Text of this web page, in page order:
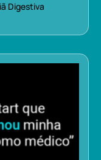
Digestiva